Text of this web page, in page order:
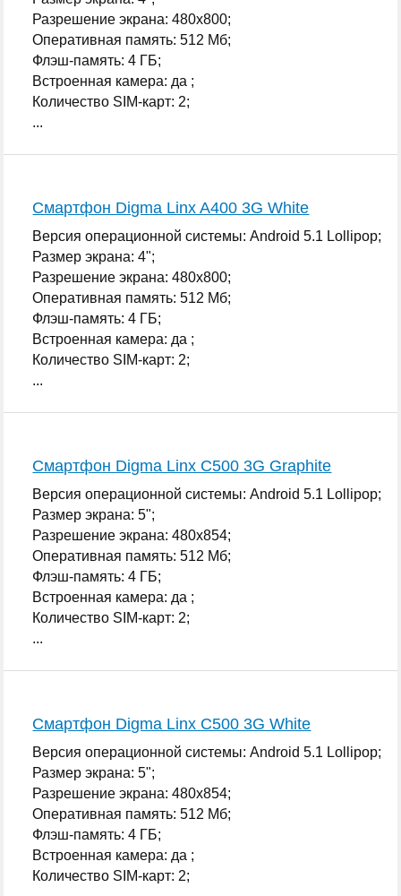
Разрешение экрана: 480x800;
Оперативная память: 512 Мб;
Флэш-память: 4 ГБ;
Встроенная камера: да ;
Количество SIM-карт: 2;
...
Смартфон Digma Linx A400 3G White
Версия операционной системы: Android 5.1 Lollipop;
Размер экрана: 4";
Разрешение экрана: 480x800;
Оперативная память: 512 Мб;
Флэш-память: 4 ГБ;
Встроенная камера: да ;
Количество SIM-карт: 2;
...
Смартфон Digma Linx C500 3G Graphite
Версия операционной системы: Android 5.1 Lollipop;
Размер экрана: 5";
Разрешение экрана: 480x854;
Оперативная память: 512 Мб;
Флэш-память: 4 ГБ;
Встроенная камера: да ;
Количество SIM-карт: 2;
...
Смартфон Digma Linx C500 3G White
Версия операционной системы: Android 5.1 Lollipop;
Размер экрана: 5";
Разрешение экрана: 480x854;
Оперативная память: 512 Мб;
Флэш-память: 4 ГБ;
Встроенная камера: да ;
Количество SIM-карт: 2;